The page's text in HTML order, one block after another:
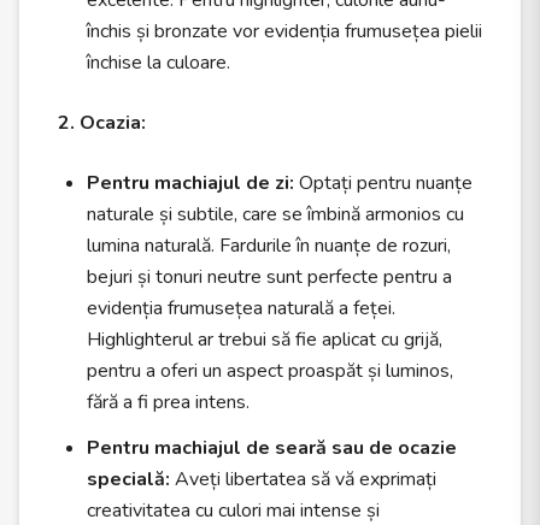
închis și bronzate vor evidenția frumusețea pielii
închise la culoare.
2. Ocazia:
Pentru machiajul de zi: Optați pentru nuanțe
naturale și subtile, care se îmbină armonios cu
lumina naturală. Fardurile în nuanțe de rozuri,
bejuri și tonuri neutre sunt perfecte pentru a
evidenția frumusețea naturală a feței.
Highlighterul ar trebui să fie aplicat cu grijă,
pentru a oferi un aspect proaspăt și luminos,
fără a fi prea intens.
Pentru machiajul de seară sau de ocazie
specială: Aveți libertatea să vă exprimați
creativitatea cu culori mai intense și